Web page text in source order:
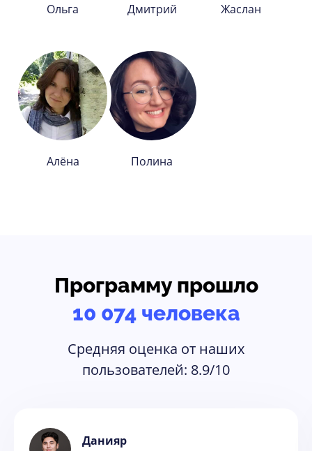
Ольга Дмитрий Жаслан
Алёна Полина
Программу прошло
10 074 человека
Средняя оценка от наших
пользователей: 8.9/10
Данияр